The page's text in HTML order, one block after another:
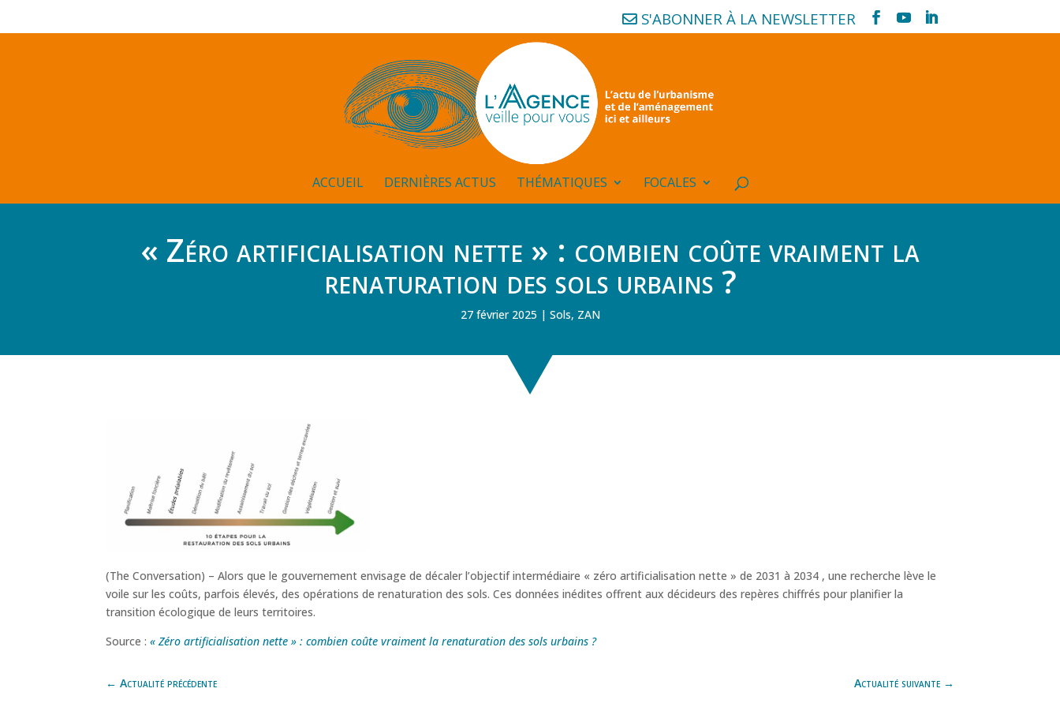
S'ABONNER À LA NEWSLETTER
ACCUEIL DERNIÈRES ACTUS THÉMATIQUES FOCALES
« Zéro artificialisation nette » : combien coûte vraiment la
renaturation des sols urbains ?
27 février 2025 Sols, ZAN
(The Conversation) – Alors que le gouvernement envisage de décaler l’objectif intermédiaire « zéro artificialisation nette » de 2031 à 2034 , une recherche lève le
voile sur les coûts, parfois élevés, des opérations de renaturation des sols. Ces données inédites offrent aux décideurs des repères chiffrés pour planifier la
transition écologique de leurs territoires.
Source :« Zéro artificialisation nette » : combien coûte vraiment la renaturation des sols urbains ?
←Actualité précédente Actualité suivante→